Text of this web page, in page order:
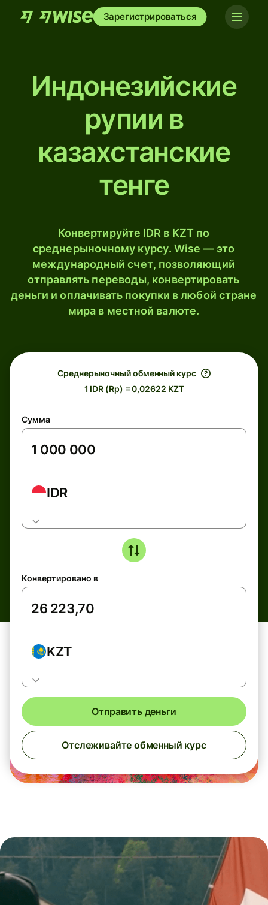
Зарегистрироваться
Индонезийские
рупии в
казахстанские
тенге
Конвертируйте IDR в KZT по
среднерыночному курсу. Wise — это
международный счет, позволяющий
отправлять переводы, конвертировать
деньги и оплачивать покупки в любой стране
мира в местной валюте.
Среднерыночный обменный курс
1 IDR (Rp) = 0,02622 KZT
Сумма
IDR
Конвертировано в
KZT
Отправить деньги
Отслеживайте обменный курс